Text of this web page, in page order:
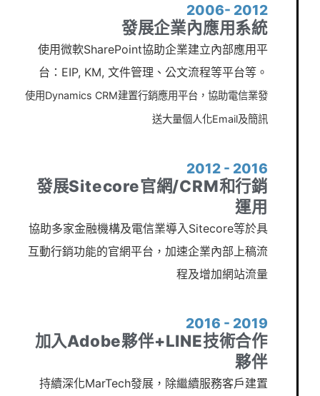
2006- 2012
發展企業內應用系統
使用微軟SharePoint協助企業建立內部應用平
台：EIP, KM, 文件管理、公文流程等平台等。
使用Dynamics CRM建置行銷應用平台，協助電信業發
送大量個人化Email及簡訊
2012 - 2016
發展Sitecore官網/CRM和行銷
運用
協助多家金融機構及電信業導入Sitecore等於具
互動行銷功能的官網平台，加速企業內部上稿流
程及增加網站流量
2016 - 2019
加入Adobe夥伴+LINE技術合作
夥伴
持續深化MarTech發展，除繼續服務客戶建置